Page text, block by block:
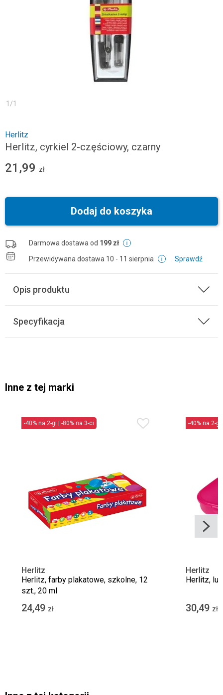
1 /1
Herlitz
Herlitz, cyrkiel 2-częściowy, czarny
21,99 zł
Dodaj do koszyka
Darmowa dostawa od 199 zł
Przewidywana dostawa 10 - 11 sierpnia Sprawdź
Opis produktu
Specyfikacja
Inne z tej marki
-40% na 2-gi | -80% na 3-ci
Herlitz
Herlitz, farby plakatowe, szkolne, 12
szt., 20 ml
24,49 zł
-40% na 2-gi
Herlitz
Herlitz,
30,49 zł